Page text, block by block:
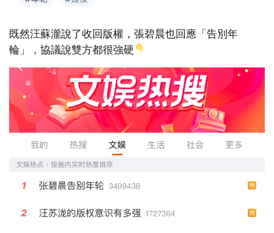
既然汪蘇瀧說了收回版權，張碧晨也回應「告別年
輪」，協議說雙方都很強硬